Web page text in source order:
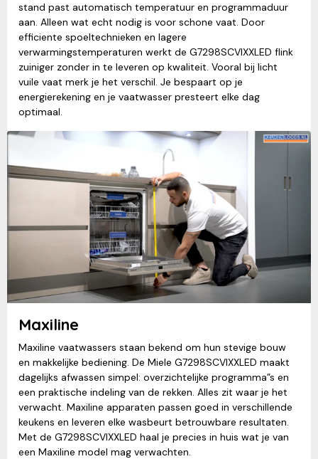
stand past automatisch temperatuur en programmaduur
aan. Alleen wat echt nodig is voor schone vaat. Door
efficiente spoeltechnieken en lagere
verwarmingstemperaturen werkt de G7298SCVIXXLED flink
zuiniger zonder in te leveren op kwaliteit. Vooral bij licht
vuile vaat merk je het verschil. Je bespaart op je
energierekening en je vaatwasser presteert elke dag
optimaal.
Maxiline
Maxiline vaatwassers staan bekend om hun stevige bouw
en makkelijke bediening. De Miele G7298SCVIXXLED maakt
dagelijks afwassen simpel: overzichtelijke programma”s en
een praktische indeling van de rekken. Alles zit waar je het
verwacht. Maxiline apparaten passen goed in verschillende
keukens en leveren elke wasbeurt betrouwbare resultaten.
Met de G7298SCVIXXLED haal je precies in huis wat je van
een Maxiline model mag verwachten.